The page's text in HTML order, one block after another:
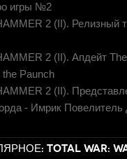
игры №2
2 (II). Релизный
2 (II). Апдейт
the Paunch
2 (II).
- Имрик Повелитель
TOTAL WAR: